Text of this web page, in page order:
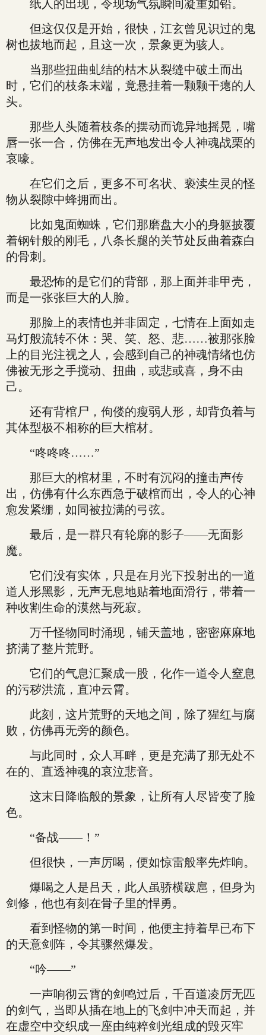
纸人的出现，令现场气氛瞬间凝重如铅。
但这仅仅是开始，很快，江玄曾见识过的鬼
树也拔地而起，且这一次，景象更为骇人。
当那些扭曲虬结的枯木从裂缝中破土而出
时，它们的枝条末端，竟悬挂着一颗颗干瘪的人
头。
那些人头随着枝条的摆动而诡异地摇晃，嘴
唇一张一合，仿佛在无声地发出令人神魂战栗的
哀嚎。
在它们之后，更多不可名状、亵渎生灵的怪
物从裂隙中蜂拥而出。
比如鬼面蜘蛛，它们那磨盘大小的身躯披覆
着钢针般的刚毛，八条长腿的关节处反曲着森白
的骨刺。
最恐怖的是它们的背部，那上面并非甲壳，
而是一张张巨大的人脸。
那脸上的表情也并非固定，七情在上面如走
马灯般流转不休：哭、笑、怒、悲……被那张脸
上的目光注视之人，会感到自己的神魂情绪也仿
佛被无形之手搅动、扭曲，或悲或喜，身不由
己。
还有背棺尸，佝偻的瘦弱人形，却背负着与
其体型极不相称的巨大棺材。
“咚咚咚……”
那巨大的棺材里，不时有沉闷的撞击声传
出，仿佛有什么东西急于破棺而出，令人的心神
愈发紧绷，如同被拉满的弓弦。
最后，是一群只有轮廓的影子——无面影
魔。
它们没有实体，只是在月光下投射出的一道
道人形黑影，无声无息地贴着地面滑行，带着一
种收割生命的漠然与死寂。
万千怪物同时涌现，铺天盖地，密密麻麻地
挤满了整片荒野。
它们的气息汇聚成一股，化作一道令人窒息
的污秽洪流，直冲云霄。
此刻，这片荒野的天地之间，除了猩红与腐
败，仿佛再无旁的颜色。
与此同时，众人耳畔，更是充满了那无处不
在的、直透神魂的哀泣悲音。
这末日降临般的景象，让所有人尽皆变了脸
色。
“备战——！”
但很快，一声厉喝，便如惊雷般率先炸响。
爆喝之人是吕天，此人虽骄横跋扈，但身为
剑修，他也有刻在骨子里的悍勇。
看到怪物的第一时间，他便主持着早已布下
的天意剑阵，令其骤然爆发。
“吟——”
一声响彻云霄的剑鸣过后，千百道凌厉无匹
的剑气，当即从插在地上的飞剑中冲天而起，并
在虚空中交织成一座由纯粹剑光组成的毁灭牢